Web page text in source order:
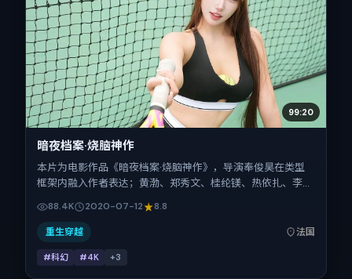
99:20
暗夜档案·烧脑神作
本片为电影作品《暗夜档案·烧脑神作》，导演奉俊昊在类型
框架内融入作者表达；黄渤、郑秀文、桂纶镁、热依扎、李秉
地与出品背景为法国。上映时间 2020年7月12日（公映登记
日 2020-07-12），全片121分钟，节奏张弛有度。
88.4K 2020-07-12 8.8
重生穿越 法国
#科幻 #4K +3